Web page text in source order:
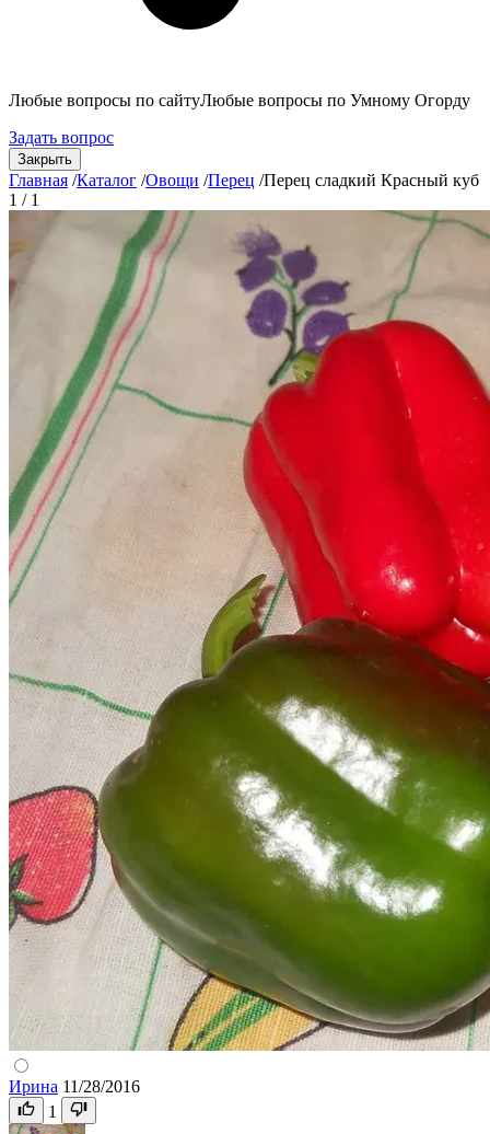
Любые вопросы по сайтуЛюбые вопросы по Умному Огорду
Задать вопрос
Закрыть
Главная /Каталог /Овощи /Перец /Перец сладкий Красный куб
1 / 1
Ирина 11/28/2016
1